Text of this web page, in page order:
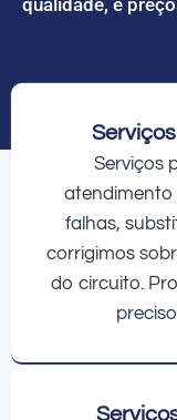
Serviços
atendimento
falhas,
corrigimos
do circuito.